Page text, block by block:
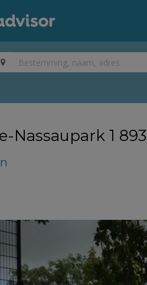
Nassaupark 1